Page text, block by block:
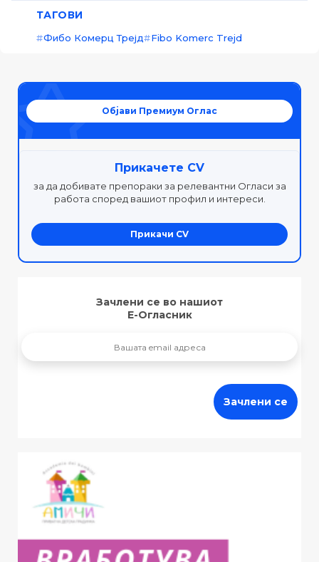
ТАГОВИ
Фибо Комерц Трејд Fibo Komerc Trejd
Објави Премиум Оглас
Прикачете CV
за да добивате препораки за релевантни Огласи за
работа според вашиот профил и интереси.
Прикачи CV
Зачлени се во нашиот
Е-Огласник